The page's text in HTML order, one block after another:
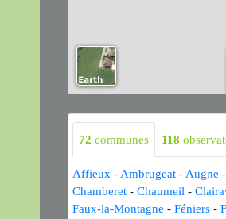
72 communes 118
Affieux -Ambrugeat -Augne -
Chamberet - Chaumeil -
Faux-la-Montagne - Féniers -